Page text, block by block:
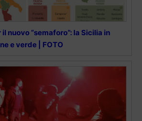
nuovo “semaforo”: la Sicilia in
e verde | FOTO